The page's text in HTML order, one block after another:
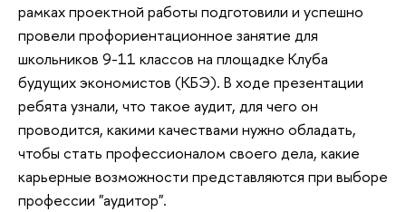
рамках проектной работы подготовили и успешно
провели профориентационное занятие для
школьников 9-11 классов на площадке Клуба
будущих экономистов (КБЭ). В ходе презентации
ребята узнали, что такое аудит, для чего он
проводится, какими качествами нужно обладать,
чтобы стать профессионалом своего дела, какие
карьерные возможности представляются при выборе
профессии "аудитор".